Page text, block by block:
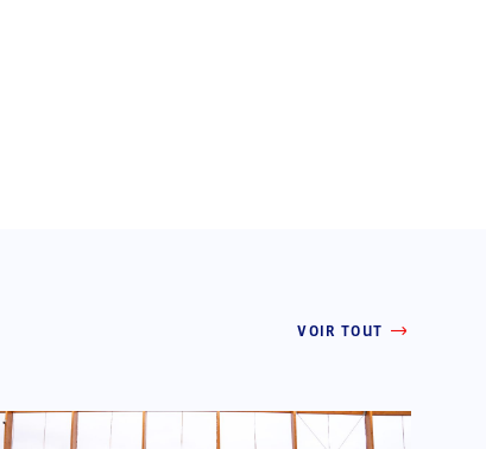
VOIR TOUT